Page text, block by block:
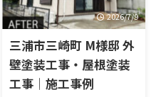
横須賀市武
評判 逗子葉山
2026/7/9
三浦市三崎町 M様邸 外
壁塗装工事・屋根塗装
工事｜施工事例